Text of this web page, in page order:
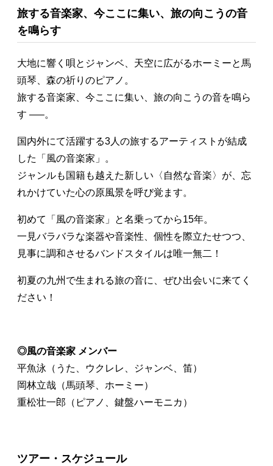
旅する音楽家、今ここに集い、旅の向こうの音
を鳴らす
大地に響く唄とジャンベ、天空に広がるホーミーと馬
頭琴、森の祈りのピアノ。
旅する音楽家、今ここに集い、旅の向こうの音を鳴ら
す —–。
国内外にて活躍する3人の旅するアーティストが結成
した「風の音楽家」。
ジャンルも国籍も越えた新しい〈自然な音楽〉が、忘
れかけていた心の原風景を呼び覚ます。
初めて「風の音楽家」と名乗ってから15年。
一見バラバラな楽器や音楽性、個性を際立たせつつ、
見事に調和させるバンドスタイルは唯一無二！
初夏の九州で生まれる旅の音に、ぜひ出会いに来てく
ださい！
◎風の音楽家 メンバー
平魚泳（うた、ウクレレ、ジャンベ、笛）
岡林立哉（馬頭琴、ホーミー）
重松壮一郎（ピアノ、鍵盤ハーモニカ）
ツアー・スケジュール